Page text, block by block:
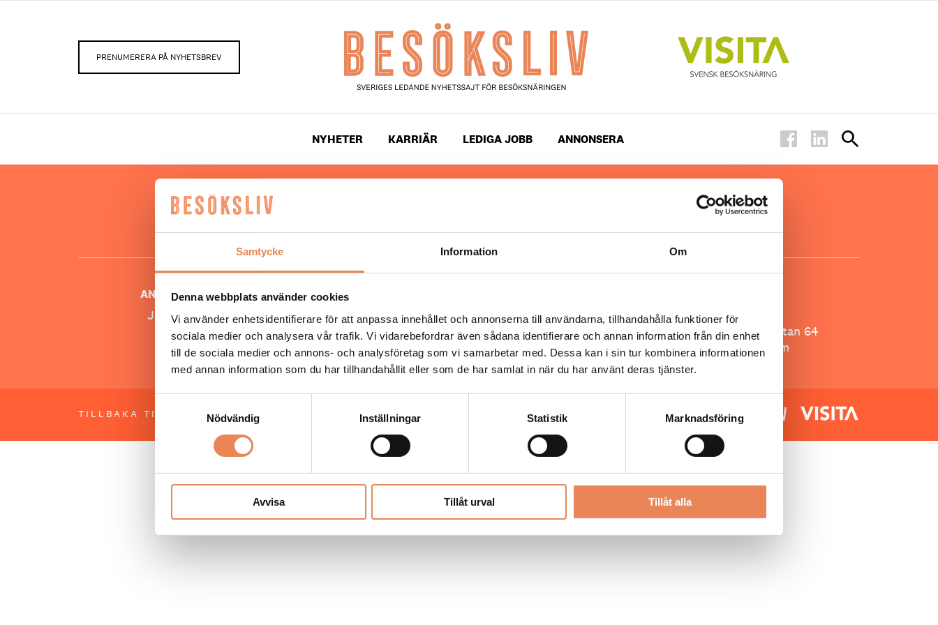
Samtycke Information Om
Denna webbplats använder cookies
Vi använder enhetsidentifierare för att anpassa innehållet och annonserna till användarna, tillhandahålla funktioner för
sociala medier och analysera vår trafik. Vi vidarebefordrar även sådana identifierare och annan information från din enhet
till de sociala medier och annons- och analysföretag som vi samarbetar med. Dessa kan i sin tur kombinera informationen
med annan information som du har tillhandahållit eller som de har samlat in när du har använt deras tjänster.
Nödvändig
Inställningar Statistik Marknadsföring
Avvisa Tillåt urval Tillåt alla
PRENUMERERA PÅ NYHETSBREV
NYHETER KARRIÄR LEDIGA JOBB ANNONSERA
Hos oss läser du landets mest uppdaterade nyheter och snackisar inom
besöksnäringen. Besöksliv i sin tryckta form är ett affärsmagasin för ägare
ANSVARIG UTGIVARE
Jonas Siljhammar
Allt material på besoksliv.se är skyddat
enligt lagen om upphovsrätt.
Besöksliv
Spoon, Brännkyrkagatan 64
118 23 Stockholm
TILLBAKA TILL TOPPEN OM BESÖKSLIV PRENUMERERA ANNONSERA